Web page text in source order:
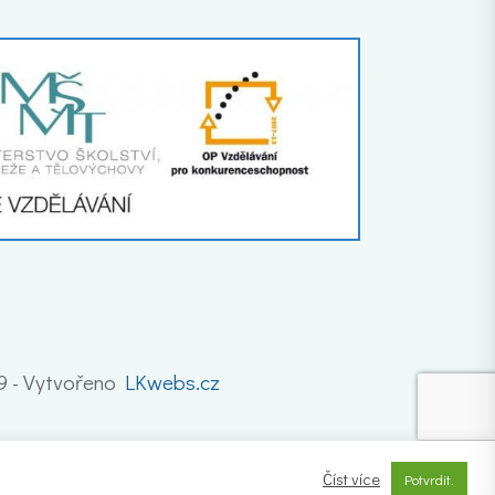
- Vytvořeno LKwebs.cz
Číst více Potvrdit.